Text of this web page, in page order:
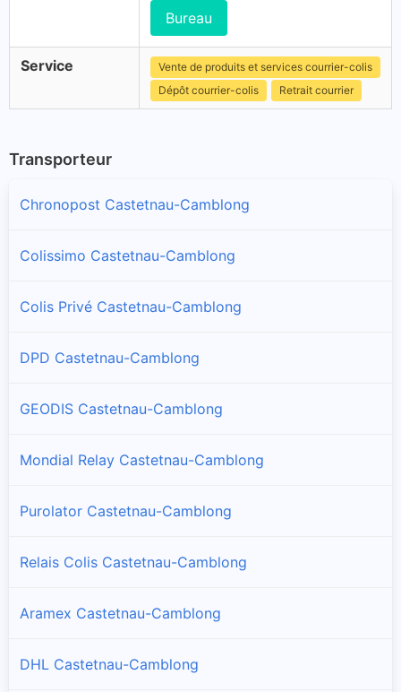
Bureau
Service
Vente de produits et services courrier-colis
Dépôt courrier-colis
Retrait courrier
Transporteur
Chronopost Castetnau-Camblong
Colissimo Castetnau-Camblong
Colis Privé Castetnau-Camblong
DPD Castetnau-Camblong
GEODIS Castetnau-Camblong
Mondial Relay Castetnau-Camblong
Purolator Castetnau-Camblong
Relais Colis Castetnau-Camblong
Aramex Castetnau-Camblong
DHL Castetnau-Camblong